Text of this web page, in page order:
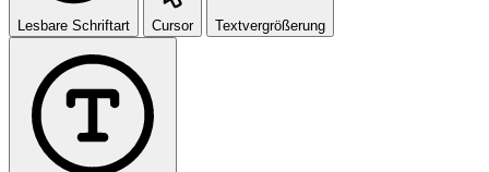
Lesbare Schriftart Cursor Textvergrößerung